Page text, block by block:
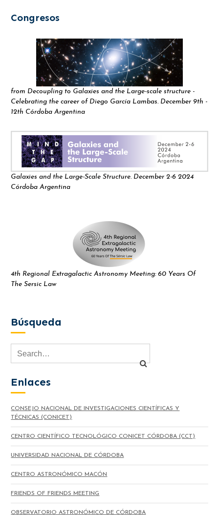
Congresos
from Decoupling to Galaxies and the Large-scale structure -
Celebrating the career of Diego García Lambas. December 9th -
12th Córdoba Argentina
Galaxies and the Large-Scale Structure. December 2-6 2024
Córdoba Argentina
4th Regional Extragalactic Astronomy Meeting: 60 Years Of
The Sersic Law
Búsqueda
Enlaces
CONSEJO NACIONAL DE INVESTIGACIONES CIENTÍFICAS Y
TÉCNICAS (CONICET)
CENTRO CIENTÍFICO TECNOLÓGICO CONICET CÓRDOBA (CCT)
UNIVERSIDAD NACIONAL DE CÓRDOBA
CENTRO ASTRONÓMICO MACÓN
FRIENDS OF FRIENDS MEETING
OBSERVATORIO ASTRONÓMICO DE CÓRDOBA